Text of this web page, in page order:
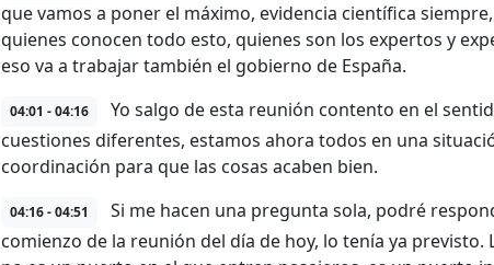
que vamos a poner el máximo, evidencia científica
quienes conocen todo esto, quienes son los expertos y
eso va a trabajar también el gobierno de España.
04:01 - 04:16
Yo salgo de esta reunión contento en el
cuestiones diferentes, estamos ahora todos en una
coordinación para que las cosas acaben bien.
04:16 - 04:51
Si me hacen una pregunta sola, podré
comienzo de la reunión del día de hoy, lo tenía ya